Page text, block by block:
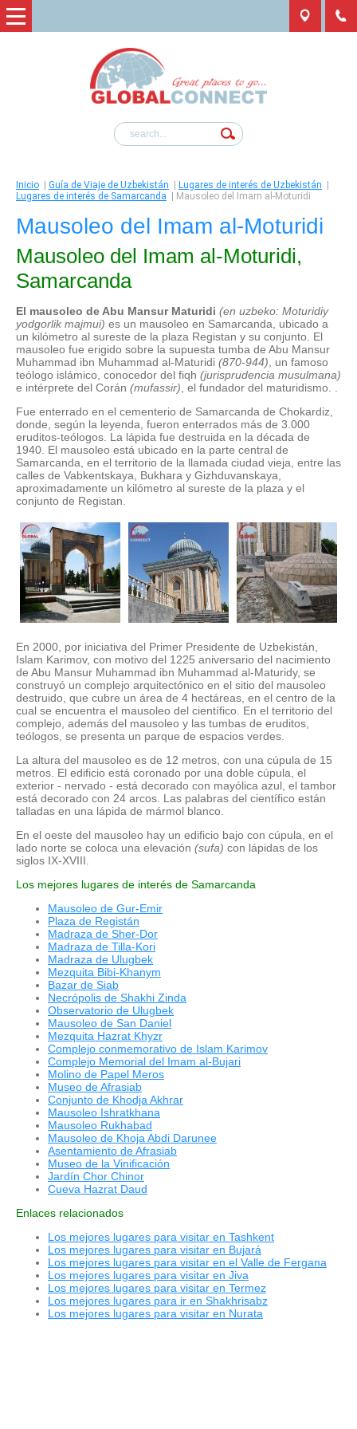
Inicio Guía de Viaje de Uzbekistán Lugares de interés de Uzbekistán
Lugares de interés de Samarcanda
Mausoleo del Imam al-Moturidi
Mausoleo del Imam al-Moturidi
Mausoleo del Imam al-Moturidi,
Samarcanda
El mausoleo de Abu Mansur Maturidi (en uzbeko: Moturidiy
yodgorlik majmui) es un mausoleo en Samarcanda, ubicado a
un kilómetro al sureste de la plaza Registan y su conjunto. El
mausoleo fue erigido sobre la supuesta tumba de Abu Mansur
Muhammad ibn Muhammad al-Maturidi (870-944) , un famoso
teólogo islámico, conocedor del fiqh (jurisprudencia musulmana)
e intérprete del Corán (mufassir) , el fundador del maturidismo. .
Fue enterrado en el cementerio de Samarcanda de Chokardiz,
donde, según la leyenda, fueron enterrados más de 3.000
eruditos-teólogos. La lápida fue destruida en la década de
1940. El mausoleo está ubicado en la parte central de
Samarcanda, en el territorio de la llamada ciudad vieja, entre las
calles de Vabkentskaya, Bukhara y Gizhduvanskaya,
aproximadamente un kilómetro al sureste de la plaza y el
conjunto de Registan.
En 2000, por iniciativa del Primer Presidente de Uzbekistán,
Islam Karimov, con motivo del 1225 aniversario del nacimiento
de Abu Mansur Muhammad ibn Muhammad al-Maturidy, se
construyó un complejo arquitectónico en el sitio del mausoleo
destruido, que cubre un área de 4 hectáreas, en el centro de la
cual se encuentra el mausoleo del científico. En el territorio del
complejo, además del mausoleo y las tumbas de eruditos,
teólogos, se presenta un parque de espacios verdes.
La altura del mausoleo es de 12 metros, con una cúpula de 15
metros. El edificio está coronado por una doble cúpula, el
exterior - nervado - está decorado con mayólica azul, el tambor
está decorado con 24 arcos. Las palabras del científico están
talladas en una lápida de mármol blanco.
En el oeste del mausoleo hay un edificio bajo con cúpula, en el
lado norte se coloca una elevación (sufa) con lápidas de los
siglos IX-XVIII.
Los mejores lugares de interés de Samarcanda
Mausoleo de Gur-Emir
Plaza de Registán
Madraza de Sher-Dor
Madraza de Tilla-Kori
Madraza de Ulugbek
Mezquita Bibi-Khanym
Bazar de Siab
Necrópolis de Shakhi Zinda
Observatorio de Ulugbek
Mausoleo de San Daniel
Mezquita Hazrat Khyzr
Complejo conmemorativo de Islam Karimov
Complejo Memorial del Imam al-Bujari
Molino de Papel Meros
Museo de Afrasiab
Conjunto de Khodja Akhrar
Mausoleo Ishratkhana
Mausoleo Rukhabad
Mausoleo de Khoja Abdi Darunee
Asentamiento de Afrasiab
Museo de la Vinificación
Jardín Chor Chinor
Cueva Hazrat Daud
Enlaces relacionados
Los mejores lugares para visitar en Tashkent
Los mejores lugares para visitar en Bujará
Los mejores lugares para visitar en el Valle de Fergana
Los mejores lugares para visitar en Jiva
Los mejores lugares para visitar en Termez
Los mejores lugares para ir en Shakhrisabz
Los mejores lugares para visitar en Nurata